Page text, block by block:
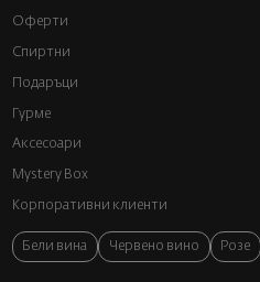
Оферти
Спиртни
Подаръци
Гурме
Аксесоари
Mystery Box
Корпоративни клиенти
Бели вина Червено вино Розе